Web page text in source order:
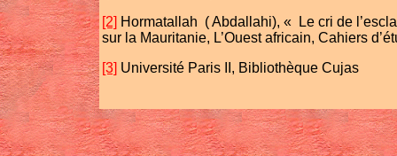
[2] Hormatallah ( Abdallahi), « Le cri de
sur la Mauritanie, L’Ouest africain, Cahiers
[3] Université Paris II, Bibliothèque Cujas